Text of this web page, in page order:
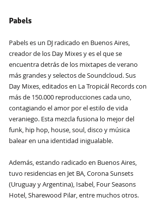
Pabels
Pabels es un DJ radicado en Buenos Aires,
creador de los Day Mixes y es el que se
encuentra detrás de los mixtapes de verano
más grandes y selectos de Soundcloud. Sus
Day Mixes, editados en La Tropicál Records con
más de 150.000 reproducciones cada uno,
contagiando el amor por el estilo de vida
veraniego. Esta mezcla fusiona lo mejor del
funk, hip hop, house, soul, disco y música
balear en una identidad inigualable.
Además, estando radicado en Buenos Aires,
tuvo residencias en Jet BA, Corona Sunsets
(Uruguay y Argentina), Isabel, Four Seasons
Hotel, Sharewood Pilar, entre muchos otros.